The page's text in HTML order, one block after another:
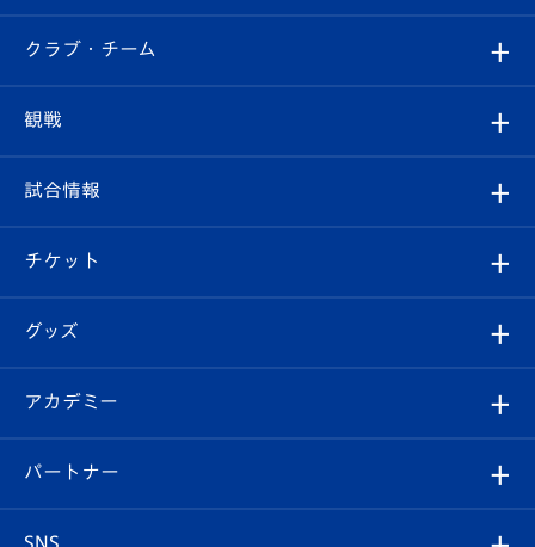
すべて
クラブ
試合情報
チケット
イベント
メディア
クラブ・チーム
クラブ概要
エンブレム紹介
スタッフプロフィール
マスコット紹介
観戦
観戦ルール
はじめての観戦ガイド
Revive Team
ヴィヴィくんの長崎おもてなしガイド
試合情報
試合日程/結果
フォトギャラリー
スタジアムグルメ
チケット
チケット
V-LOVERS（ファンクラブ）
プレイヤーズスイート
グッズ
オンラインショップ
店舗情報
アカデミー
育成からのお知らせ
パートナー
SNS